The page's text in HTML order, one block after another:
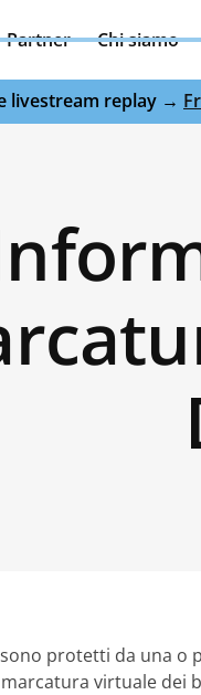
Partner Chi siamo
livestream replay →
protetti da una o
virtuale dei